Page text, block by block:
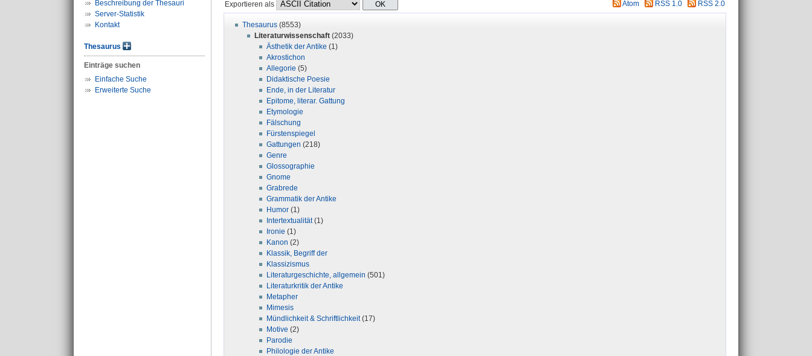
Beschreibung der Thesauri
Server-Statistik
Kontakt
Thesaurus
Einträge suchen
Einfache Suche
Erweiterte Suche
Exportieren als
Atom RSS 1.0 RSS 2.0
Thesaurus (8553)
Literaturwissenschaft (2033)
Ästhetik der Antike (1)
Akrostichon
Allegorie (5)
Didaktische Poesie
Ende, in der Literatur
Epitome, literar. Gattung
Etymologie
Fälschung
Fürstenspiegel
Gattungen (218)
Genre
Glossographie
Gnome
Grabrede
Grammatik der Antike
Humor (1)
Intertextualität(1)
Ironie (1)
Kanon (2)
Klassik, Begriff der
Klassizismus
Literaturgeschichte, allgemein (501)
Literaturkritik der Antike
Metapher
Mimesis
Mündlichkeit & Schriftlichkeit(17)
Motive (2)
Parodie
Philologie der Antike